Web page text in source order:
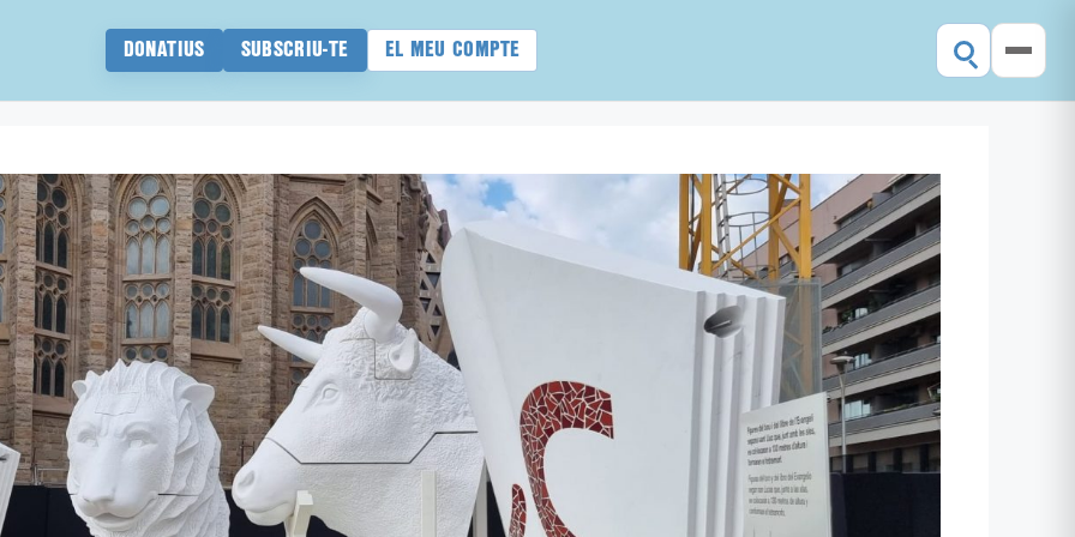
DONATIUS SUBSCRIU-TE EL MEU COMPTE